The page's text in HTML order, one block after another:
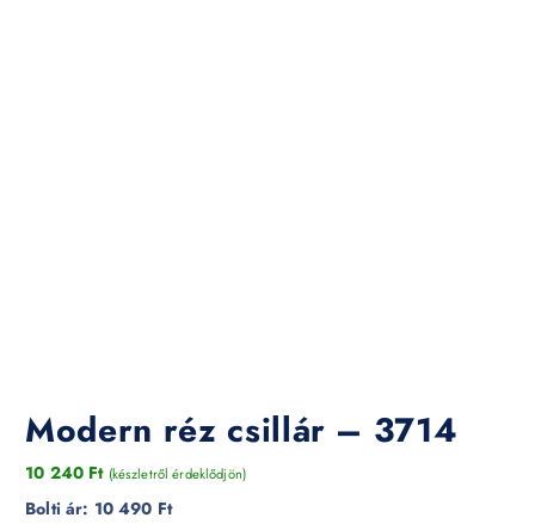
Modern réz csillár – 3714
10 240 Ft (készletről érdeklődjön)
Bolti ár: 10 490 Ft